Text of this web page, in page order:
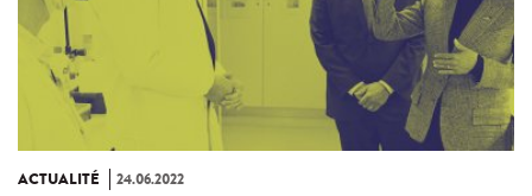
ACTUALITÉ 24.06.2022